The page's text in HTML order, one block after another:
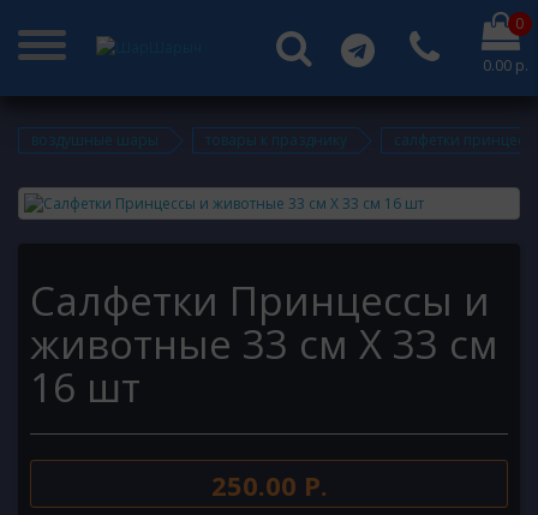
0
0.00 р.
воздушные шары товары к празднику салфетки
Салфетки Принцессы и
животные 33 см X 33 см
16 шт
250.00 Р.